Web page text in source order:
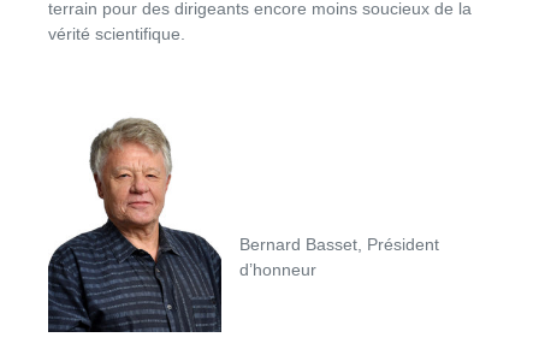
terrain pour des dirigeants encore moins soucieux de la
vérité scientifique.
Bernard Basset, Président
d’honneur